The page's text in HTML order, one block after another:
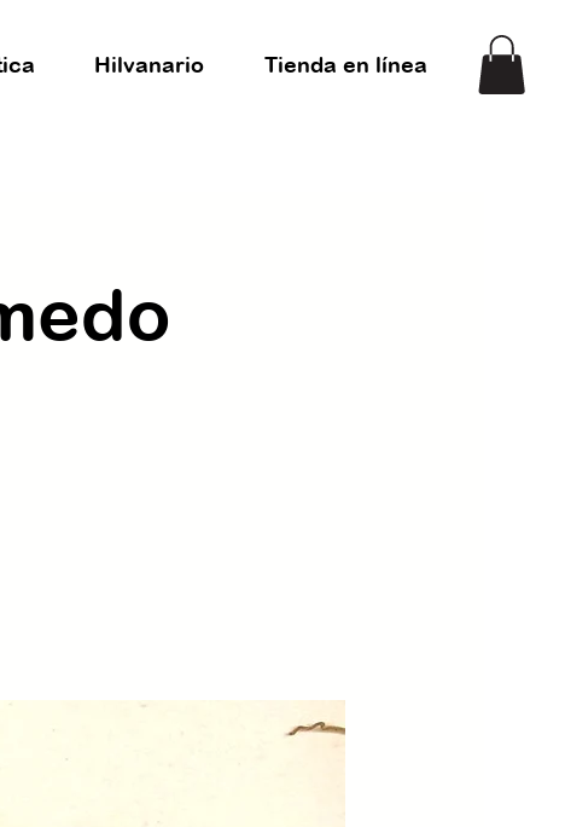
Hilvanario Tienda en línea